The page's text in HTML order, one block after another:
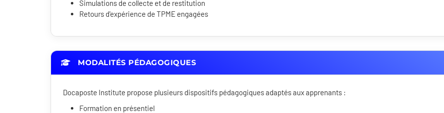
Simulations de collecte et de restitution
Retours d'expérience de TPME engagées
MODALITÉS PÉDAGOGIQUES
Docaposte Institute propose plusieurs dispositifs pédagogiques adaptés aux apprenants :
Formation en présentiel